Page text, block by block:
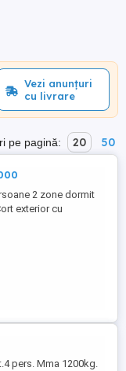
Vezi anunțuri
cu livrare
pe pagină: 20 50
2 zone dormit
exterior cu
Suport 2
indpendent cu
Germania Stare
pete, mirosuri,
pers. Mma 1200kg.